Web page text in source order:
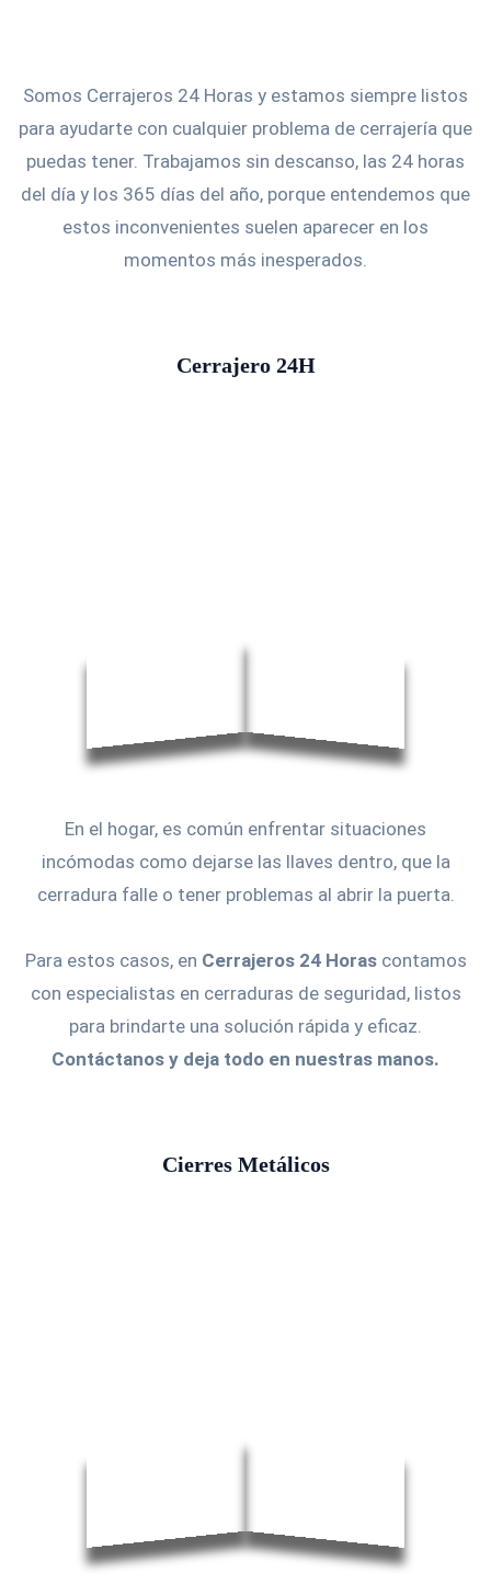
Somos Cerrajeros 24 Horas y estamos siempre listos
para ayudarte con cualquier problema de cerrajería que
puedas tener. Trabajamos sin descanso, las 24 horas
del día y los 365 días del año, porque entendemos que
estos inconvenientes suelen aparecer en los
momentos más inesperados.
Cerrajero 24H
En el hogar, es común enfrentar situaciones
incómodas como dejarse las llaves dentro, que la
cerradura falle o tener problemas al abrir la puerta.
Para estos casos, en Cerrajeros 24 Horascontamos
con especialistas en cerraduras de seguridad, listos
para brindarte una solución rápida y eficaz.
Contáctanos y deja todo en nuestras manos.
Cierres Metálicos